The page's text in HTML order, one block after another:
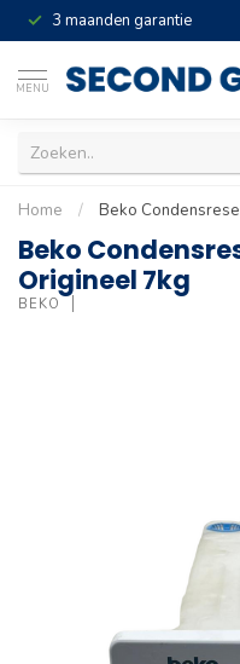
3 maanden garantie
MENU
Home / Beko
Beko
Origineel 7kg
BEKO